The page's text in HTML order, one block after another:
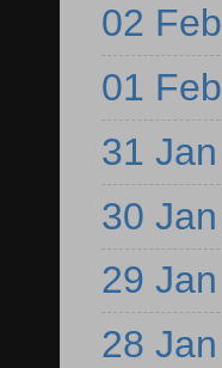
02 Feb
01 Feb
31 Jan
30 Jan
29 Jan
28 Jan